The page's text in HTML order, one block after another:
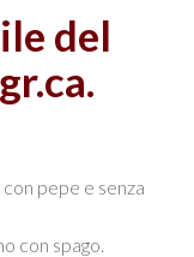
del
pepe e senza
con spago.